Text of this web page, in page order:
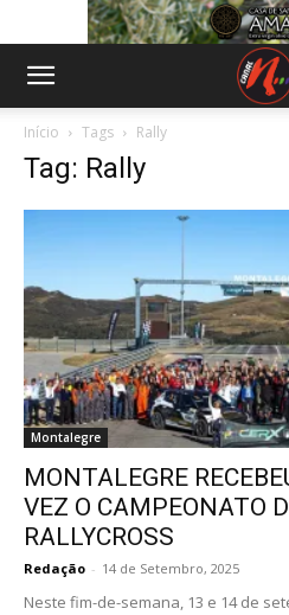
Início Tags Rally
Tag: Rally
Montalegre
MONTALEGRE
VEZ O CAMPEONATO
RALLYCROSS
Redação - 14 de Setembro, 2025
Neste fim-de-semana, 13 e 14 de